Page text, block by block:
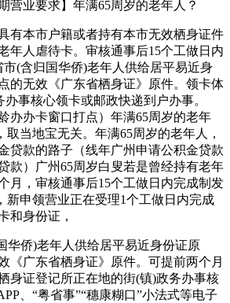
营业要求】年满65周岁的老年人？
本市户籍或者持有本市无效栖身证件
年人虐待卡。审核通事后15个工做日内
(含归国华侨)老年人供给居平易近身
的无效《广东省栖身证》原件。领卡体
事核心领卡或邮政快递到户办事。
办办卡窗口打点）年满65周岁的老年
取当地宝无关。年满65周岁的老年人，
贷款的路子（线年广州申请公积金贷款
款）广州65周岁白叟若是曾经持有老年
月，审核通事后15个工做日内完成制发
新申领营业正在受理1个工做日内完成
和身份证，
侨)老年人供给居平易近身份证原
《广东省栖身证》原件。可提前两个月
身证登记所正在地的街(镇)政务办事核
、“粤省事”“穗康糊口”小法式等电子